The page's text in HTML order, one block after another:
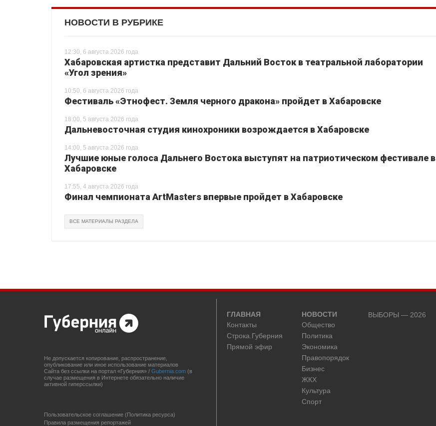
НОВОСТИ В РУБРИКЕ
12:30, 6 августа 2026 года
Хабаровская артистка представит Дальний Восток в театральной лаборатории
«Угол зрения»
10:50, 6 августа 2026 года
Фестиваль «Этнофест. Земля черного дракона» пройдет в Хабаровске
18:00, 5 августа 2026 года
Дальневосточная студия кинохроники возрождается в Хабаровске
14:00, 5 августа 2026 года
Лучшие юные голоса Дальнего Востока выступят на патриотическом фестивале в
Хабаровске
17:55, 4 августа 2026 года
Финал чемпионата ArtMasters впервые пройдет в Хабаровске
ВСЕ МАТЕРИАЛЫ РАЗДЕЛА
Не допускается копирование, распространение,
опубликование или иное использование материалов
Сайта без ссылки на портал «Губерния» / Gubernia.com (в
случае размещения в Интернете обязательно наличие
активной гиперссылки)
Пользовательское соглашение (Политика ресурса)
Правила размещения репортажей
ГЛАВНАЯ
Контакты
Строка.Губерния
Прямой эфир
НОВОСТИ
Общество
Политика
Экономика
Правопорядок
Бизнес
ЖКХ
Культура
Спорт
ВЫБОРЫ — 2026